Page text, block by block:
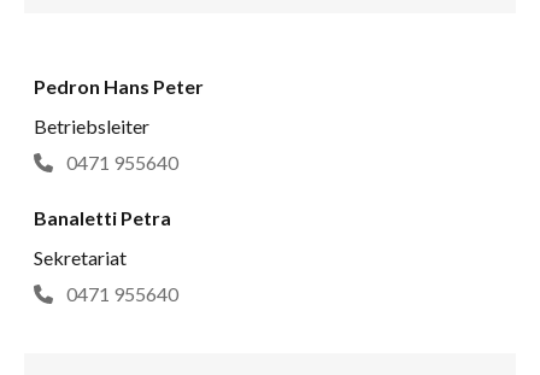
Pedron Hans Peter
Betriebsleiter
0471 955640
Banaletti Petra
Sekretariat
0471 955640